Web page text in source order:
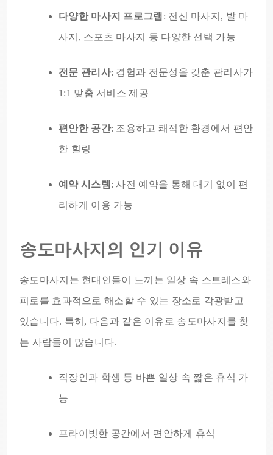
다양한 마사지 프로그램 : 전신 마사지, 발 마
사지, 스포츠 마사지 등 다양한 선택 가능
전문 관리사: 경험과 전문성을 갖춘 관리사가
1:1 맞춤 서비스 제공
편안한 공간: 조용하고 쾌적한 환경에서 편안
한 힐링
예약 시스템 : 사전 예약을 통해 대기 없이 편
리하게 이용 가능
송도마사지의 인기 이유
송도마사지는 현대인들이 느끼는 일상 속 스트레스와
피로를 효과적으로 해소할 수 있는 장소로 각광받고
있습니다. 특히, 다음과 같은 이유로 송도마사지를 찾
는 사람들이 많습니다.
직장인과 학생 등 바쁜 일상 속 짧은 휴식 가
능
프라이빗한 공간에서 편안하게 휴식